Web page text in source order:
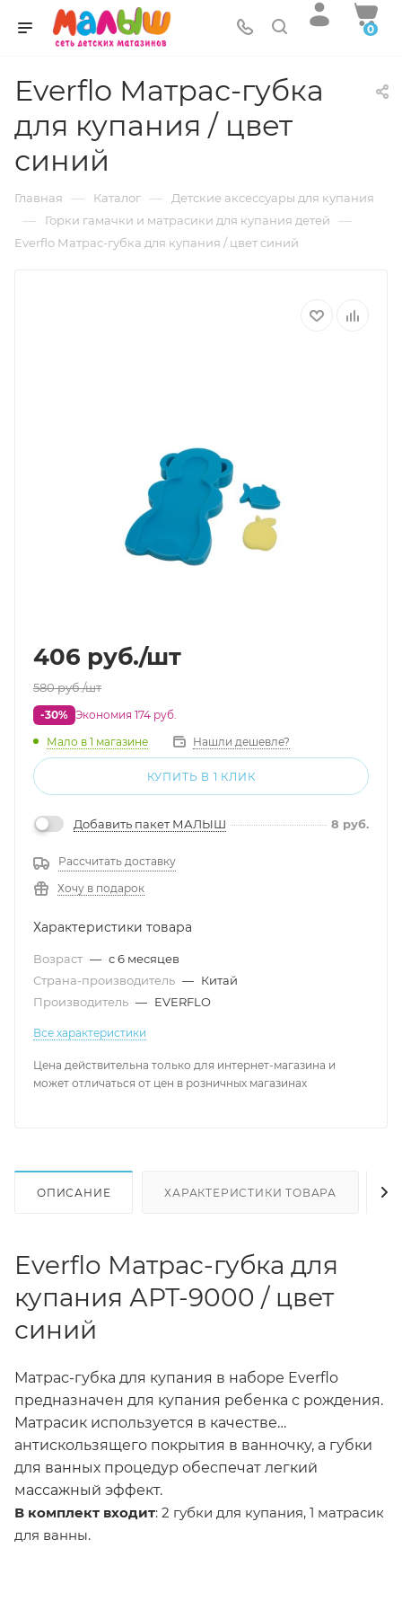
0
Everflo Матрас-губка
для купания / цвет
синий
Главная — Каталог — Детские аксессуары для купания
— Горки гамачки и матрасики для купания детей —
Everflo Матрас-губка для купания / цвет синий
406 руб./шт
580руб./шт
-30% Экономия 174 руб.
Мало в 1 магазине Нашли дешевле?
КУПИТЬ В 1 КЛИК
Добавить пакет МАЛЫШ 8 руб.
Рассчитать доставку
Хочу в подарок
Характеристики товара
Возраст — с 6 месяцев
Страна-производитель — Китай
Производитель — EVERFLO
Все характеристики
Цена действительна только для интернет-магазина и
может отличаться от цен в розничных магазинах
ОПИСАНИЕ ХАРАКТЕРИСТИКИ ТОВАРА
Everflo Матрас-губка для
купания АРТ-9000 / цвет
синий
Матрас-губка для купания в наборе Everflo
предназначен для купания ребенка с рождения.
Матрасик используется в качестве
антискользящего покрытия в ванночку, а губки
для ванных процедур обеспечат легкий
массажный эффект.
В комплект входит: 2 губки для купания, 1 матрасик
для ванны.